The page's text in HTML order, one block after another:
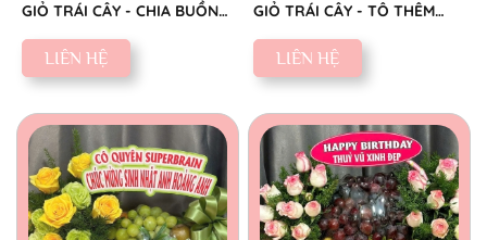
GIỎ TRÁI CÂY - CHIA BUỒN
CHÂN THÀNH
LIÊN HỆ
GIỎ TRÁI CÂY - TÔ THÊM
SẮC NGỌT
LIÊN HỆ